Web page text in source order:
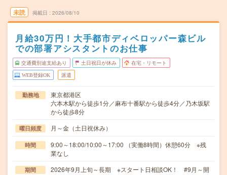
未読 掲載日 2026/08/10
月給30万円！大手都市ディベロッパー森ビル
での部署アシスタントのお仕事
交通費別途支給あり 土日祝日が休み 在宅・リモート
WEB登録OK 派遣
勤務地
東京都港区
六本木駅から徒歩1分／麻布十番駅から徒歩4分／乃木坂駅
から徒歩8分
曜日頻度 月～金（土日祝休み）
時間
9:00～18:00/10:00～17:00 （実働8時間）休憩60分 ※残
業なし
期間
2026年9月上旬～長期 ※スタート日相談OK！ #9月～開